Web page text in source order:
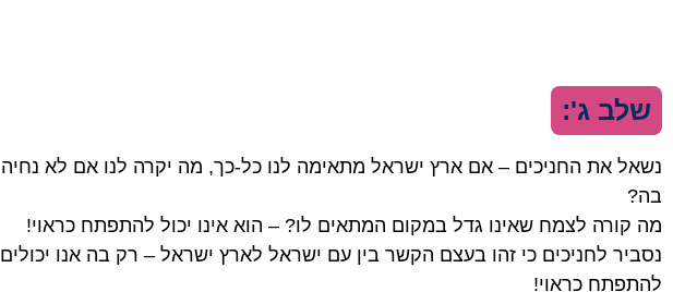
שלב ג':
נשאל את החניכים – אם ארץ ישראל מתאימה לנו כל-כך, מה יקרה לנו אם לא נחיה
בה?
מה קורה לצמח שאינו גדל במקום המתאים לו? – הוא אינו יכול להתפתח כראוי!
נסביר לחניכים כי זהו בעצם הקשר בין עם ישראל לארץ ישראל – רק בה אנו יכולים
להתפתח כראוי!